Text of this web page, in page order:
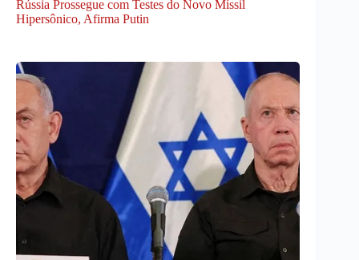
Rússia Prossegue com Testes do Novo Míssil
Hipersônico, Afirma Putin